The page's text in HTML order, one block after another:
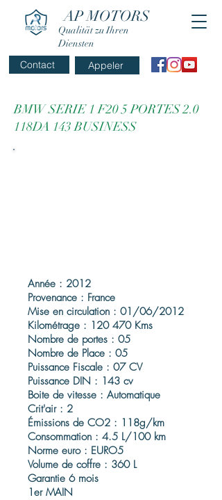
AP MOTORS
Qualität zu Ihren
Diensten
Appeler
Contact
BMW SERIE 1 F20 5 PORTES 2.0
118DA 143 BUSINESS
Année : 2012
Provenance : France
Mise en circulation : 01/06/2012
Kilométrage : 120 470 Kms
Nombre de portes : 05
Nombre de Place : 05
Puissance Fiscale : 07 CV
Puissance DIN : 143 cv
Boite de vitesse : Automatique
Crit'air : 2
Émissions de CO2 : 118g/km
Consommation : 4.5 L/100 km
Norme euro : EURO5
Volume de coffre : 360 L
Garantie 6 mois
1er MAIN